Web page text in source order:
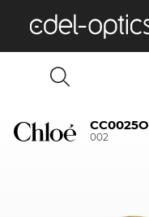
CC0025O
002